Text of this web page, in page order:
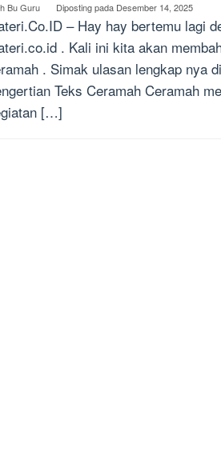
Bu Guru Diposting pada Desember 14, 2025
– Hay hay bertemu lagi
. Kali ini kita akan
. Simak ulasan lengkap nya
Teks Ceramah Ceramah
[…]